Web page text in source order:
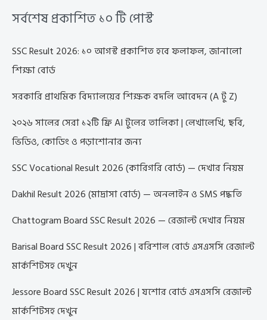
সর্বশেষ প্রকাশিত ১০ টি পোস্ট
SSC Result 2026: ১০ আগস্ট প্রকাশিত হবে ফলাফল, জানালো
শিক্ষা বোর্ড
সরকারি প্রাথমিক বিদ্যালয়ের শিক্ষক বদলি আবেদন (A টু Z)
২০২৬ সালের সেরা ১২টি ফ্রি AI টুলের তালিকা | লেখালেখি, ছবি,
ভিডিও, কোডিং ও পড়াশোনার জন্য
SSC Vocational Result 2026 (কারিগরি বোর্ড) — দেখার নিয়ম
Dakhil Result 2026 (মাদ্রাসা বোর্ড) — অনলাইন ও SMS পদ্ধতি
Chattogram Board SSC Result 2026 — রেজাল্ট দেখার নিয়ম
Barisal Board SSC Result 2026 | বরিশাল বোর্ড এসএসসি রেজাল্ট
মার্কশিটসহ দেখুন
Jessore Board SSC Result 2026 | যশোর বোর্ড এসএসসি রেজাল্ট
মার্কশিটসহ দেখুন